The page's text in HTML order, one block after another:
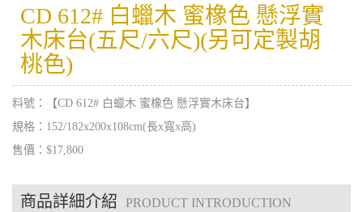
CD 612# 白蠟木 蜜橡色 懸浮實
木床台(五尺/六尺)(另可定製胡
桃色)
料號：【CD 612# 白蠟木 蜜橡色 懸浮實木床台】
規格：152/182x200x108cm(長x寬x高)
售價：$17,800
商品詳細介紹 PRODUCT INTRODUCTION